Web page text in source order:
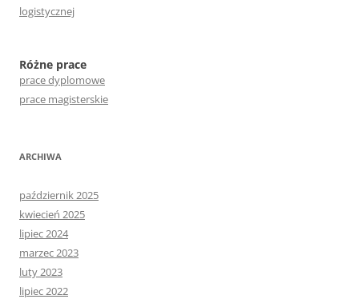
logistycznej
Różne prace
prace dyplomowe
prace magisterskie
ARCHIWA
październik 2025
kwiecień 2025
lipiec 2024
marzec 2023
luty 2023
lipiec 2022